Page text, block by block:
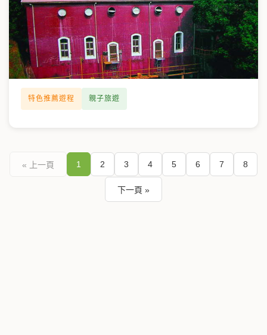
特色推薦遊程 親子旅遊
« 上一頁 1 2 3 4 5 6 7 8
下一頁 »